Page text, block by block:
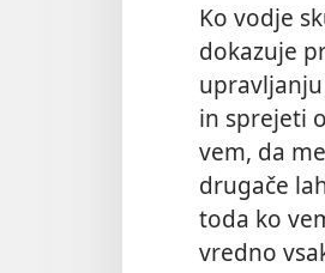
Ko vodje
dokazuje
in sprejeti
vem, da
drugače
toda ko
vredno